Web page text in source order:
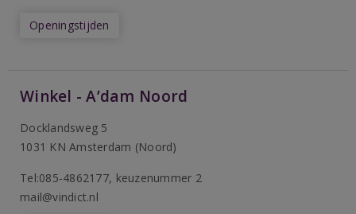
Openingstijden
Winkel - A’dam Noord
Docklandsweg 5
1031 KN Amsterdam (Noord)
Tel:085-4862177, keuzenummer 2
mail@vindict.nl